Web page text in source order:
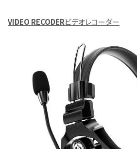
VIDEO RECODERビデオレコーダー